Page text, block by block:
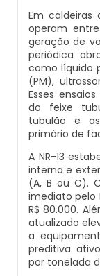
Caldeira
Caldeira
Caldeira
Caldeiraria
Industrial
Caldeiraria
Caldeiraria
Caldeiraria
Inspeção
Inspeção
Inspeção
Inspeção
Inspeção
Inspeção
Vasos De
Caldeira De
Caldeira
Caldeira
Caldeira
Caldeira
Caldeira
Caldeira
Compra E
Caldeira
Caldeira
Comprar
Cotação
Distribuidor
Empresa
Empresa
Fornecedor
Em caldeiras
operam
geração de
periódica
como líquido
(PM),
Esses
do feixe
tubulão e
primário de
A NR-13
interna e
(A, B ou C).
imediato pelo
R$ 80.000.
atualizado
a
preditiva
por tonelada